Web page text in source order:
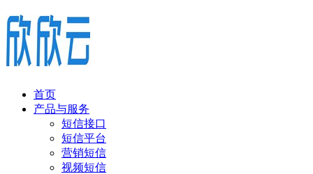
首页
产品与服务
短信接口
短信平台
营销短信
视频短信